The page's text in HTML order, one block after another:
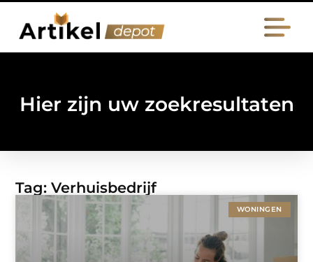
Hier zijn uw zoekresultaten
Tag: Verhuisbedrijf
WONINGEN